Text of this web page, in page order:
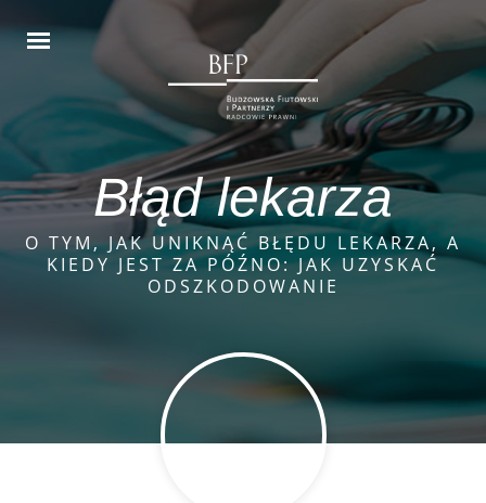
Błąd lekarza
O TYM, JAK UNIKNĄĆ BŁĘDU LEKARZA, A
KIEDY JEST ZA PÓŹNO: JAK UZYSKAĆ
ODSZKODOWANIE